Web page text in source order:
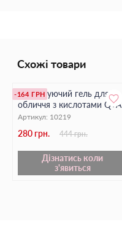
Схожі товари
-164 ГРН
Відлущуючий гель для
обличчя з кислотами Q+A
Артикул: 10219
280 грн. 444 грн.
Дізнатись коли
з'явиться